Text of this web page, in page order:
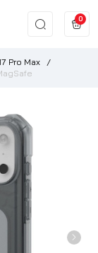
0
Pro Max
/